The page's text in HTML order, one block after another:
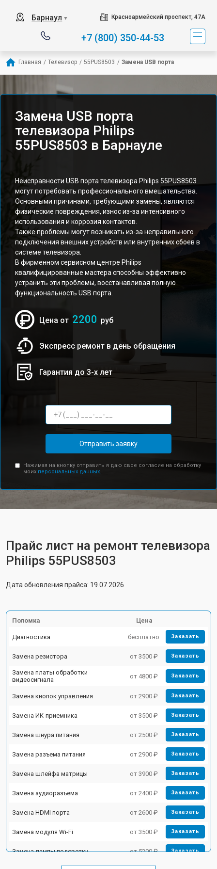
Барнаул ▼ Красноармейский проспект, 47А
+7 (800) 350-44-53
Главная / Телевизор / 55PUS8503 / Замена USB порта
Замена USB порта
телевизора Philips
55PUS8503 в Барнауле
Неисправности USB порта телевизора Philips 55PUS8503
могут потребовать профессионального вмешательства.
Основными причинами, требующими замены, являются
физические повреждения, износ из-за интенсивного
использования и коррозия контактов.
Также проблемы могут возникать из-за неправильного
подключения внешних устройств или внутренних сбоев в
системе телевизора.
В фирменном сервисном центре Philips
квалифицированные мастера способны эффективно
устранить эти проблемы, восстанавливая полную
функциональность USB порта.
Цена от 2200 руб
Экспресс ремонт в день обращения
Гарантия до 3-х лет
Отправить заявку
Нажимая на кнопку отправить я даю свое согласие на обработку
моих персональных данных.
Прайс лист на ремонт телевизора
Philips 55PUS8503
Дата обновления прайса: 19.07.2026
Поломка Цена
Диагностика бесплатно Заказать
Замена резистора от 3500 ₽ Заказать
Замена платы обработки
видеосигнала
от 4800 ₽ Заказать
Замена кнопок управления от 2900 ₽ Заказать
Замена ИК-приемника от 3500 ₽ Заказать
Замена шнура питания от 2500 ₽ Заказать
Замена разъема питания от 2900 ₽ Заказать
Замена шлейфа матрицы от 3900 ₽ Заказать
Замена аудиоразъема от 2400 ₽ Заказать
Замена HDMI порта от 2600 ₽ Заказать
Замена модуля Wi-Fi от 3500 ₽ Заказать
Замена лампы подсветки от 5200 ₽ Заказать